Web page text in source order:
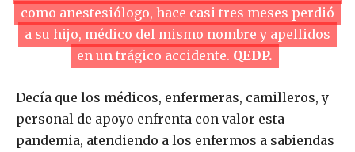
como anestesiólogo, hace casi tres meses perdió
a su hijo, médico del mismo nombre y apellidos
en un trágico accidente. QEDP.
Decía que los médicos, enfermeras, camilleros, y
personal de apoyo enfrenta con valor esta
pandemia, atendiendo a los enfermos a sabiendas